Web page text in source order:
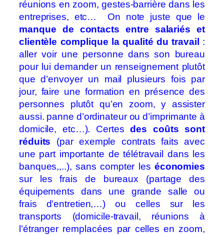
réunions en zoom, gestes-barrière dans les
entreprises, etc… On note juste que le
manque de contacts entre salariés et
clientèle complique la qualité du travail
:
aller voir une personne dans son bureau
pour lui demander un renseignement plutôt
que d’envoyer un mail plusieurs fois par
jour, faire une formation en présence des
personnes plutôt qu’en zoom, y assister
aussi. panne d’ordinateur ou d’imprimante à
domicile, etc…). Certesdes coûts sont
réduits (par exemple contrats faits avec
une part importante de télétravail dans les
banques,,..), sans compter les économies
sur les frais de bureaux (partage des
équipements dans une grande salle ou
frais d’entretien,…) ou celles sur les
transports (domicile-travail, réunions à
l’étranger remplacées par celles en zoom,